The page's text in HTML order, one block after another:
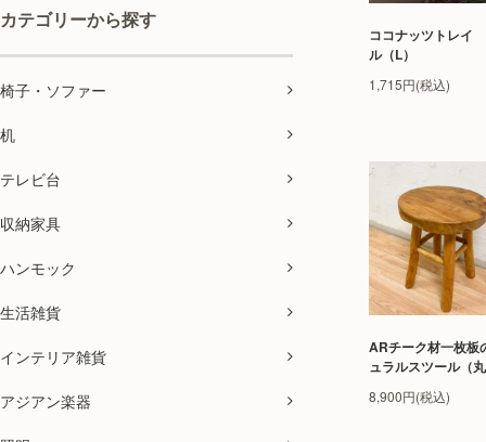
カテゴリーから探す
椅子・ソファー
机
テレビ台
収納家具
ハンモック
生活雑貨
インテリア雑貨
アジアン楽器
ココナッツトレイ
ル（L）
1,715円(税込)
ARチーク材一枚板
ュラルスツール（
8,900円(税込)